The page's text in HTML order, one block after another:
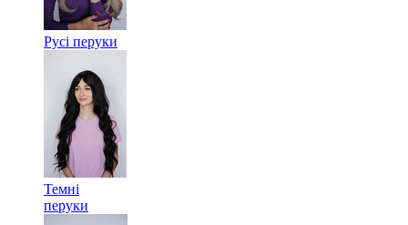
Русі перуки
Темні
перуки